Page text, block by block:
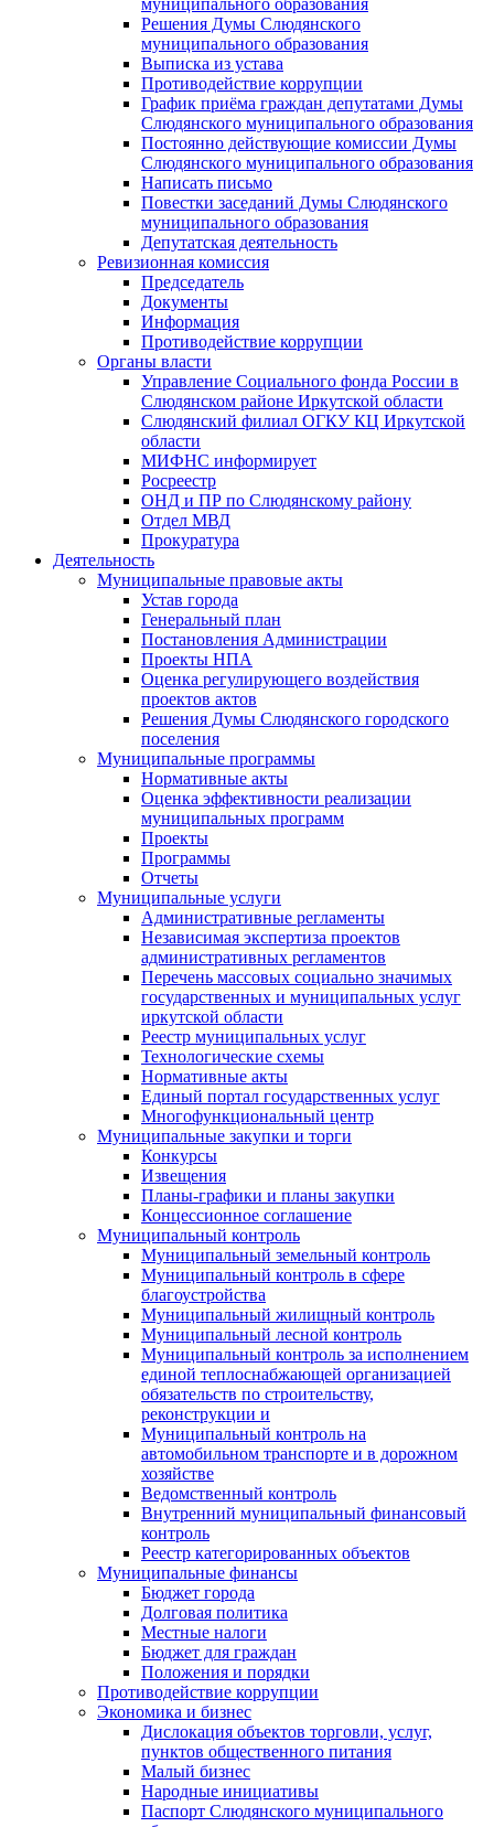
муниципального образования
Решения Думы Слюдянского
муниципального образования
Выписка из устава
Противодействие коррупции
График приёма граждан депутатами Думы
Слюдянского муниципального образования
Постоянно действующие комиссии Думы
Слюдянского муниципального образования
Написать письмо
Повестки заседаний Думы Слюдянского
муниципального образования
Депутатская деятельность
Ревизионная комиссия
Председатель
Документы
Информация
Противодействие коррупции
Органы власти
Управление Социального фонда России в
Слюдянском районе Иркутской области
Слюдянский филиал ОГКУ КЦ Иркутской
области
МИФНС информирует
Росреестр
ОНД и ПР по Слюдянскому району
Отдел МВД
Прокуратура
Деятельность
Муниципальные правовые акты
Устав города
Генеральный план
Постановления Администрации
Проекты НПА
Оценка регулирующего воздействия
проектов актов
Решения Думы Слюдянского городского
поселения
Муниципальные программы
Нормативные акты
Оценка эффективности реализации
муниципальных программ
Проекты
Программы
Отчеты
Муниципальные услуги
Административные регламенты
Независимая экспертиза проектов
административных регламентов
Перечень массовых социально значимых
государственных и муниципальных услуг
иркутской области
Реестр муниципальных услуг
Технологические схемы
Нормативные акты
Единый портал государственных услуг
Многофункциональный центр
Муниципальные закупки и торги
Конкурсы
Извещения
Планы-графики и планы закупки
Концессионное соглашение
Муниципальный контроль
Муниципальный земельный контроль
Муниципальный контроль в сфере
благоустройства
Муниципальный жилищный контроль
Муниципальный лесной контроль
Муниципальный контроль за исполнением
единой теплоснабжающей организацией
обязательств по строительству,
реконструкции и
Муниципальный контроль на
автомобильном транспорте и в дорожном
хозяйстве
Ведомственный контроль
Внутренний муниципальный финансовый
контроль
Реестр категорированных объектов
Муниципальные финансы
Бюджет города
Долговая политика
Местные налоги
Бюджет для граждан
Положения и порядки
Противодействие коррупции
Экономика и бизнес
Дислокация объектов торговли, услуг,
пунктов общественного питания
Малый бизнес
Народные инициативы
Паспорт Слюдянского муниципального